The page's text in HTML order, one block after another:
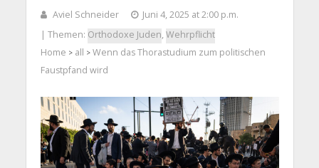
Aviel Schneider
Juni 4, 2025 at 2:00 p.m.
| Themen: Orthodoxe Juden, Wehrpflicht
Home > all > Wenn das Thorastudium zum politischen
Faustpfand wird